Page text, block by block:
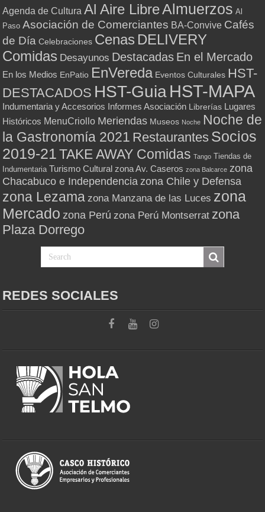
Agenda de Cultura Al Aire LibreAlmuerzos Al
Paso Asociación de Comerciantes BA-Convive Cafés
de Día Celebraciones Cenas DELIVERY
Comidas Desayunos Destacadas En el Mercado
En los Medios EnPatio EnVereda Eventos Culturales HST-
DESTACADOS HST-GuiaHST-MAPA
Indumentaria y Accesorios Informes Asociación Librerías Lugares
Históricos MenuCriollo Meriendas Museos Noche Noche de
la Gastronomía 2021 Restaurantes Socios
2019-21 TAKE AWAY Comidas Tango Tiendas de
Indumentaria Turismo Cultural zona Av. Caseros zona Balcarce zona
Chacabuco e Independencia zona Chile y Defensa
zona Lezama zona Manzana de las Luces zona
Mercado zona Perú zona Perú Montserrat zona
Plaza Dorrego
REDES SOCIALES